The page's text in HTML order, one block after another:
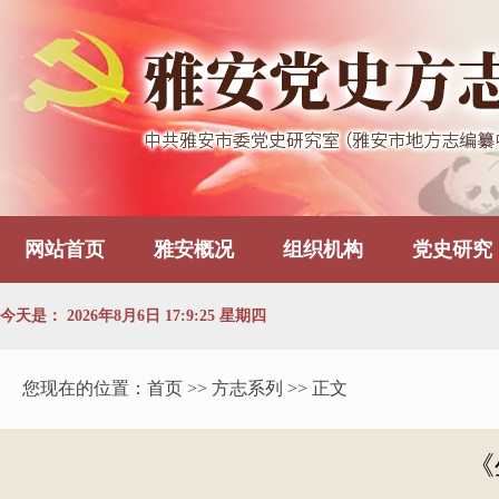
网站首页 雅安概况 组织机构 党史研究
今天是： 2026年8月6日 17:9:25 星期四
您现在的位置： 首页 >> 方志系列 >> 正文